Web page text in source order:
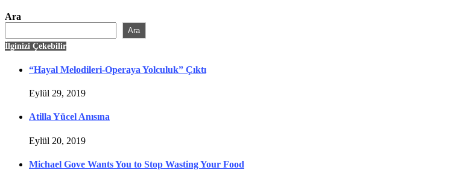
Ara
Ara
İlginizi Çekebilir
“Hayal Melodileri-Operaya Yolculuk” Çıktı
Eylül 29, 2019
Atilla Yücel Anısına
Eylül 20, 2019
Michael Gove Wants You to Stop Wasting Your Food